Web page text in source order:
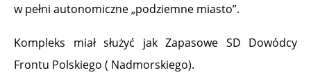
w pełni autonomiczne „podziemne miasto”.
Kompleks miał służyć jak Zapasowe SD Dowódcy
Frontu Polskiego ( Nadmorskiego).